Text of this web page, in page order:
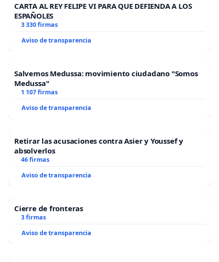
CARTA AL REY FELIPE VI PARA QUE DEFIENDA A LOS
ESPAÑOLES
3 330 firmas
Aviso de transparencia
Salvemos Medussa: movimiento ciudadano "Somos
Medussa"
1 107 firmas
Aviso de transparencia
Retirar las acusaciones contra Asier y Youssef y
absolverlos
46 firmas
Aviso de transparencia
Cierre de fronteras
3 firmas
Aviso de transparencia